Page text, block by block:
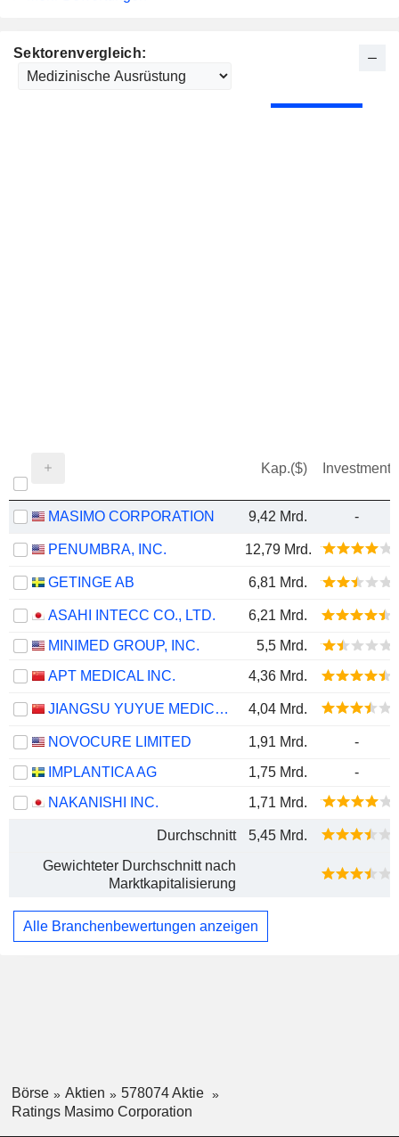
Sektorenvergleich:
Kap.($) Investment
MASIMO CORPORATION 9,42 Mrd. -
PENUMBRA, INC. 12,79 Mrd.
GETINGE AB 6,81 Mrd.
ASAHI INTECC CO., LTD.
6,21 Mrd.
MINIMED GROUP, INC.
5,5 Mrd.
APT MEDICAL INC.
4,36 Mrd.
JIANGSU YUYUE MEDICAL EQUIPMENT & SUPPLY CO., LTD. 4,04 Mrd.
NOVOCURE LIMITED 1,91 Mrd.
-
IMPLANTICA AG
1,75 Mrd.
-
NAKANISHI INC.
1,71 Mrd.
Durchschnitt
5,45 Mrd.
Gewichteter Durchschnitt nach
Marktkapitalisierung
Alle Branchenbewertungen anzeigen
Börse Aktien
578074 Aktie
Ratings Masimo Corporation